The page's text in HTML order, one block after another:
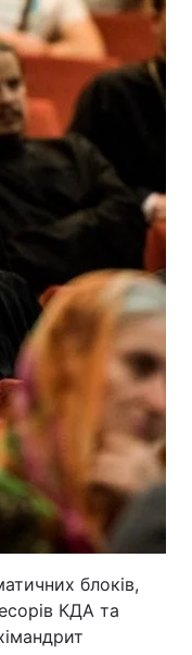
блоків,
КДА та